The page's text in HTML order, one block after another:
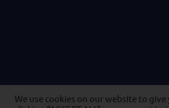
We use cookies on our website to